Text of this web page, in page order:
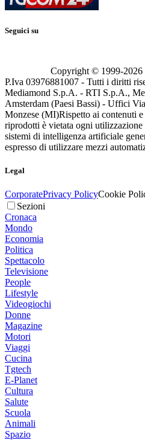
Seguici su
Copyright © 1999-2026
P.Iva 03976881007 - Tutti i diritti
Mediamond S.p.A. - RTI S.p.A.,
Amsterdam (Paesi Bassi) - Uffici
Monzese (MI)Rispetto ai contenuti
riprodotti è vietata ogni utilizzazione
sistemi di intelligenza artificiale
espresso di utilizzare mezzi
Legal
CorporatePrivacy PolicyCookie
Sezioni
Cronaca
Mondo
Economia
Politica
Spettacolo
Televisione
People
Lifestyle
Videogiochi
Donne
Magazine
Motori
Viaggi
Cucina
Tgtech
E-Planet
Cultura
Salute
Scuola
Animali
Spazio